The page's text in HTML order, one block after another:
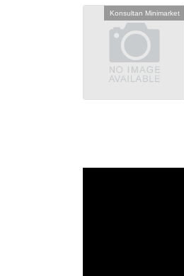
Konsultan Minimarket